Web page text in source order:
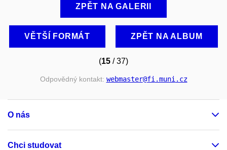
ZPĚT NA GALERII
VĚTŠÍ FORMÁT ZPĚT NA ALBUM
(15 / 37)
Odpovědný kontakt: webmaster@fi.muni.cz
O nás
Chci studovat